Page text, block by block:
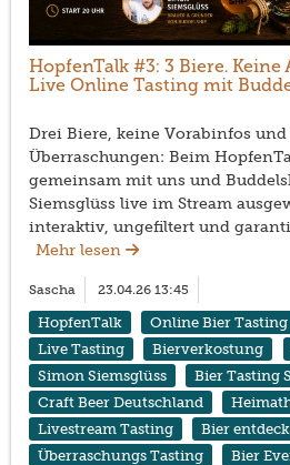
HopfenTalk #3: 3 Biere.
Live Online Tasting mit
Drei Biere, keine Vorabinfos
Überraschungen: Beim
gemeinsam mit uns und
Siemsglüss live im Stream
interaktiv, ungefiltert und
Mehr lesen
Sascha 23.04.26 13:45
HopfenTalk Online Bier Tasting
Live Tasting
Bierverkostung
Simon Siemsglüss
Bier Tasting
Craft Beer Deutschland
Livestream Tasting
Bier
Überraschungs Tasting
Bier